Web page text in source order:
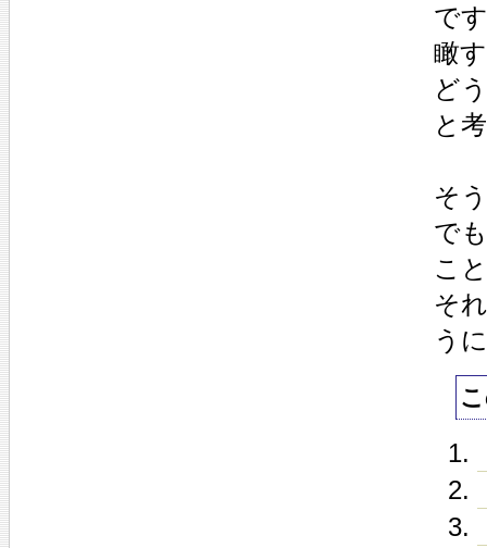
で
瞰
ど
と
そ
で
こ
そ
う